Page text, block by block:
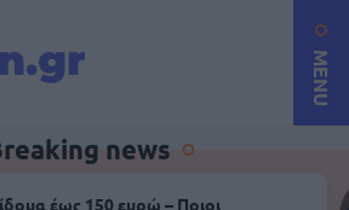
MENU
news
έως 150 ευρώ – Ποιοι